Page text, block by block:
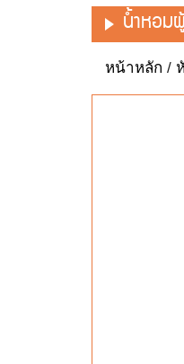
น้ำหอม
หน้าหลัก /